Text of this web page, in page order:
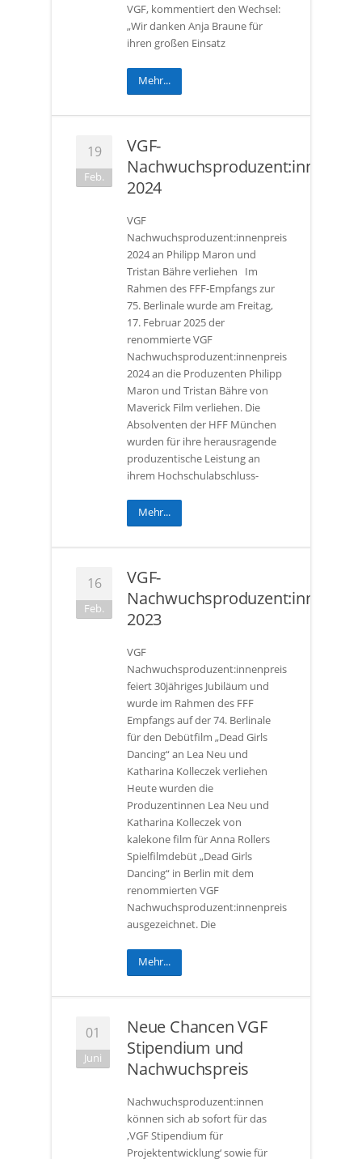
VGF, kommentiert den Wechsel:
„Wir danken Anja Braune für
ihren großen Einsatz
Mehr...
19
Feb.
VGF-
2024
VGF
Nachwuchsproduzent:innenpreis
2024 an Philipp Maron und
Tristan Bähre verliehen Im
Rahmen des FFF-Empfangs zur
75. Berlinale wurde am Freitag,
17. Februar 2025 der
renommierte VGF
Nachwuchsproduzent:innenpreis
2024 an die Produzenten Philipp
Maron und Tristan Bähre von
Maverick Film verliehen. Die
Absolventen der HFF München
wurden für ihre herausragende
produzentische Leistung an
ihrem Hochschulabschluss-
Mehr...
16
Feb.
VGF-
2023
VGF
Nachwuchsproduzent:innenpreis
feiert 30jähriges Jubiläum und
wurde im Rahmen des FFF
Empfangs auf der 74. Berlinale
für den Debütfilm „Dead Girls
Dancing“ an Lea Neu und
Katharina Kolleczek verliehen
Heute wurden die
Produzentinnen Lea Neu und
Katharina Kolleczek von
kalekone film für Anna Rollers
Spielfilmdebüt „Dead Girls
Dancing“ in Berlin mit dem
renommierten VGF
Nachwuchsproduzent:innenpreis
ausgezeichnet. Die
Mehr...
01
Juni
Neue Chancen VGF
Stipendium und
Nachwuchspreis
Nachwuchsproduzent:innen
können sich ab sofort für das
‚VGF Stipendium für
Projektentwicklung‘ sowie für